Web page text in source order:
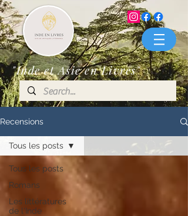
"Inde et Asie en Livres"
Recensions
Tous les posts
Romans
Les littératures
de l'Inde
Tous les posts